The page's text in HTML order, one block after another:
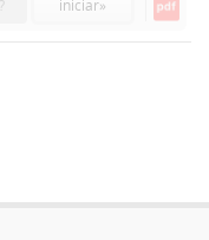
? iniciar»